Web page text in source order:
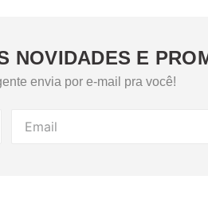
NOVIDADES E
envia por e-mail pra você!